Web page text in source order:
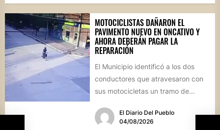
MOTOCICLISTAS DAÑARON EL
PAVIMENTO NUEVO EN ONCATIVO Y
AHORA DEBERÁN PAGAR LA
REPARACIÓN
El Municipio identificó a los dos
conductores que atravesaron con
sus motocicletas un tramo de
calle...
El Diario Del Pueblo
04/08/2026